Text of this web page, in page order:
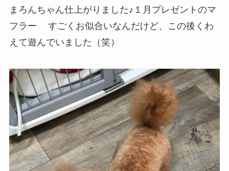
まろんちゃん仕上がりました♪１月プレゼントのマ
フラー
すごくお似合いなんだけど、この後くわ
えて遊んでいました（笑）